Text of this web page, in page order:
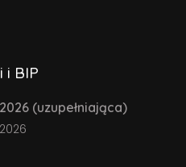
i BIP
(uzupełniająca)